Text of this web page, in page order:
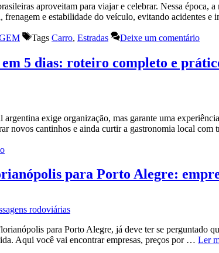
aproveitam para viajar e celebrar. Nessa época,
frenagem e estabilidade do veículo, evitando acidentes
Tags Carro, Estradas Deixe um comentário
5 dias: roteiro completo e
exige organização, mas garante uma
novos cantinhos e ainda curtir a gastronomia local
para Porto Alegre:
para Porto Alegre, já deve ter se
Aqui você vai encontrar empresas, preços por … Ler